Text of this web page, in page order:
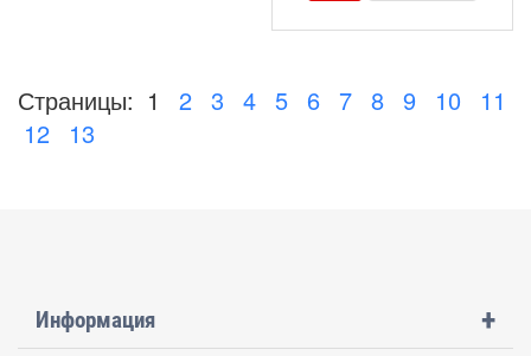
Страницы: 1 2 3 4 5 6 7 8 9 10
11
12
13
Информация +